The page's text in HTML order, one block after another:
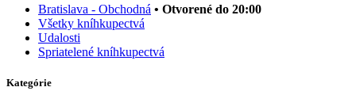
Bratislava - Obchodná • Otvorené do 20:00
Všetky kníhkupectvá
Udalosti
Spriatelené kníhkupectvá
Kategórie